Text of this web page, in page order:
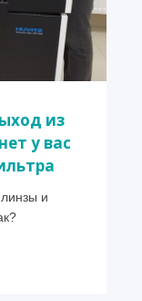
из
у вас
и